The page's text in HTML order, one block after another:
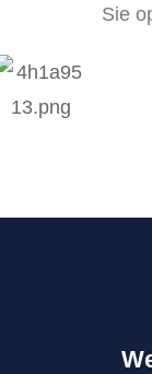
Sie